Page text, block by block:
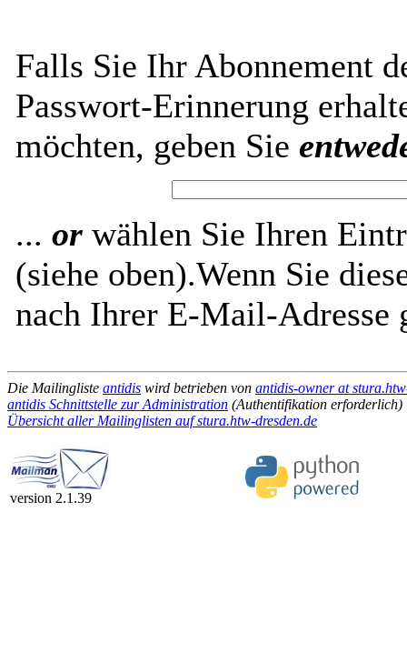
Falls Sie Ihr Abonnement
Passwort-Erinnerung
möchten, geben Sie
... or wählen Sie Ihren
(siehe oben).Wenn Sie
nach Ihrer E-Mail-Adresse
Die Mailingliste antidis wird betrieben von antidis-owner at
antidis Schnittstelle zur Administration (Authentifikation erforderlich)
Übersicht aller Mailinglisten auf stura.htw-dresden.de
version 2.1.39